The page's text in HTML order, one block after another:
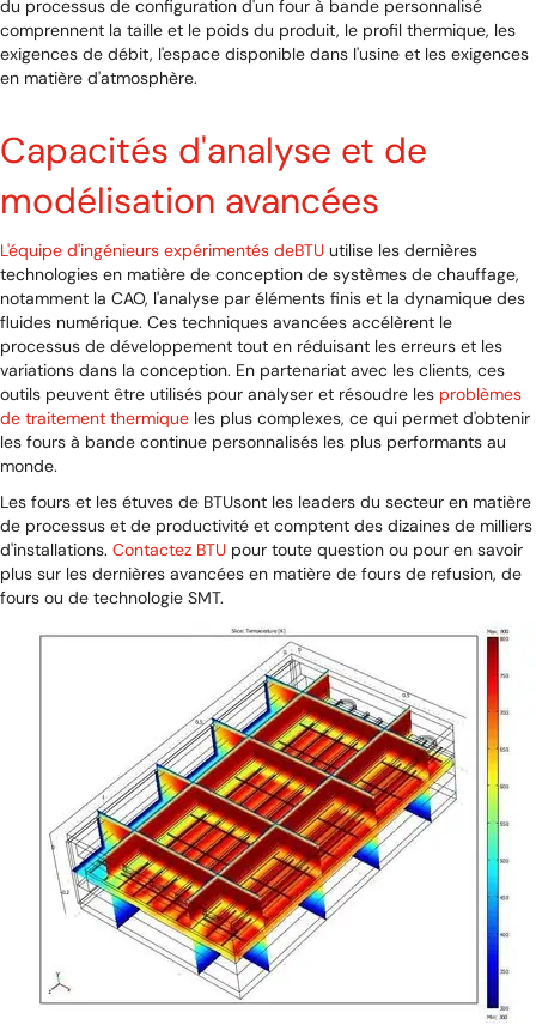
du processus de configuration d'un four à bande personnalisé
comprennent la taille et le poids du produit, le profil thermique, les
exigences de débit, l'espace disponible dans l'usine et les exigences
en matière d'atmosphère.
Capacités d'analyse et de
modélisation avancées
L'équipe d'ingénieurs expérimentés deBTU utilise les dernières
technologies en matière de conception de systèmes de chauffage,
notamment la CAO, l'analyse par éléments finis et la dynamique des
fluides numérique. Ces techniques avancées accélèrent le
processus de développement tout en réduisant les erreurs et les
variations dans la conception. En partenariat avec les clients, ces
outils peuvent être utilisés pour analyser et résoudre les problèmes
de traitement thermique les plus complexes, ce qui permet d'obtenir
les fours à bande continue personnalisés les plus performants au
monde.
Les fours et les étuves de BTUsont les leaders du secteur en matière
de processus et de productivité et comptent des dizaines de milliers
d'installations. Contactez BTU pour toute question ou pour en savoir
plus sur les dernières avancées en matière de fours de refusion, de
fours ou de technologie SMT.